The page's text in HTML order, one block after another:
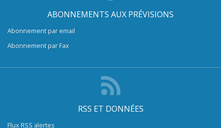
ABONNEMENTS AUX PRÉVISIONS
Abonnement par email
Abonnement par Fax
RSS ET DONNÉES
Flux RSS alertes